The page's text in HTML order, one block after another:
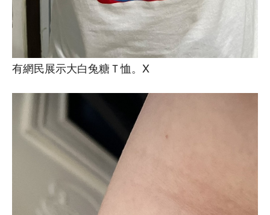
有網民展示大白兔糖Ｔ恤。X